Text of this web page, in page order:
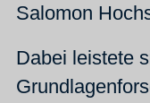
Salomon
Dabei leistete